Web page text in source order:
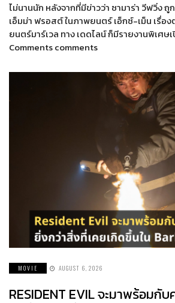
ไม่นานนัก หลังจากที่มีข่าวว่า ซามาร่า วีฟวิ่ง ถู
เอ็มม่า ฟรอสต์ ในภาพยนตร์ เอ็กซ์-เม็น เรื่อ
ยนตร์มาร์เวล ทาง เดดไลน์ ก็มีรายงานพิเศ
Comments comments
MOVIE AUGUST 6, 2026
RESIDENT EVIL จะมาพร้อมกั